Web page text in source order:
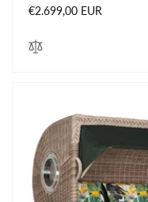
Normaler
€2.699,00 EUR